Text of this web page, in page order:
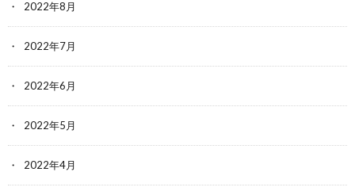
2022年8月
2022年7月
2022年6月
2022年5月
2022年4月